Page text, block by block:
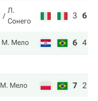
Л.
Сонего
3 6
М. Мело 6 4
М. Мело 7 2